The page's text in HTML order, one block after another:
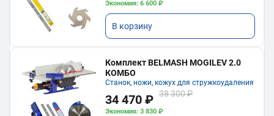
Экономия: 6 600 ₽
В корзину
Комплект BELMASH MOGILEV 2.0
КОМБО
Станок, ножи, кожух для стружкоудаления
34 470 ₽ 38 300 ₽
Экономия: 3 830 ₽